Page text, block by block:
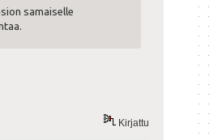
samaiselle
Kirjattu